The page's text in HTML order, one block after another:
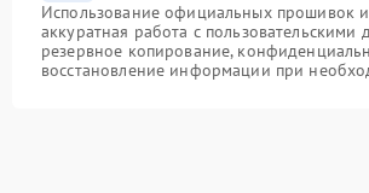
Использование официальных прошивок
аккуратная работа с пользовательскими
резервное копирование,
восстановление информации при